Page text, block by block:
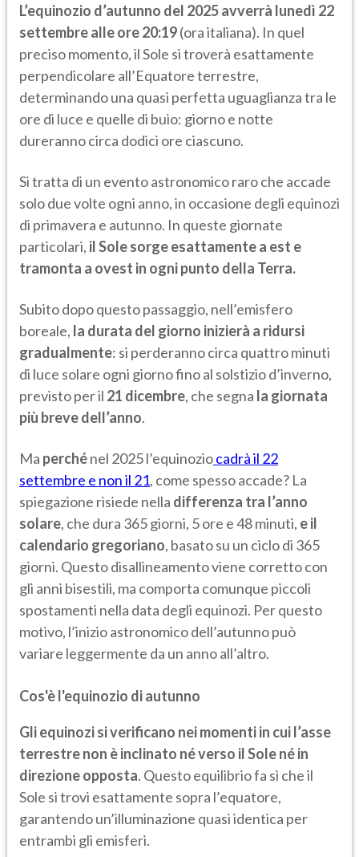
L’equinozio d’autunno del 2025 avverrà lunedì 22
settembre alle ore 20:19(ora italiana). In quel
preciso momento, il Sole si troverà esattamente
perpendicolare all’Equatore terrestre,
determinando una quasi perfetta uguaglianza tra le
ore di luce e quelle di buio: giorno e notte
dureranno circa dodici ore ciascuno.
Si tratta di un evento astronomico raro che accade
solo due volte ogni anno, in occasione degli equinozi
di primavera e autunno. In queste giornate
particolari, il Sole sorge esattamente a est e
tramonta a ovest in ogni punto della Terra.
Subito dopo questo passaggio, nell’emisfero
boreale, la durata del giorno inizierà a ridursi
gradualmente: si perderanno circa quattro minuti
di luce solare ogni giorno fino al solstizio d’inverno,
previsto per il 21 dicembre, che segna la giornata
più breve dell’anno.
Ma perchénel 2025 l’equinoziocadrà il 22
settembre e non il 21, come spesso accade? La
spiegazione risiede nella differenza tra l’anno
solare, che dura 365 giorni, 5 ore e 48 minuti, e il
calendario gregoriano, basato su un ciclo di 365
giorni. Questo disallineamento viene corretto con
gli anni bisestili, ma comporta comunque piccoli
spostamenti nella data degli equinozi. Per questo
motivo, l’inizio astronomico dell’autunno può
variare leggermente da un anno all’altro.
Cos'è l'equinozio di autunno
Gli equinozi si verificano nei momenti in cui l’asse
terrestre non è inclinato né verso il Sole né in
direzione opposta. Questo equilibrio fa sì che il
Sole si trovi esattamente sopra l’equatore,
garantendo un’illuminazione quasi identica per
entrambi gli emisferi.